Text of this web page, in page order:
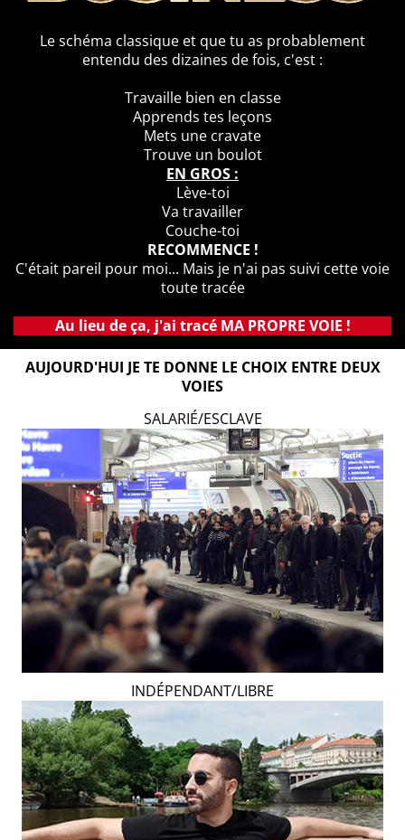
Le schéma classique et que tu as probablement
entendu des dizaines de fois, c'est :
Travaille bien en classe
Apprends tes leçons
Mets une cravate
Trouve un boulot
EN GROS :
Lève-toi
Va travailler
Couche-toi
RECOMMENCE !
C'était pareil pour moi... Mais je n'ai pas suivi cette voie
toute tracée
Au lieu de ça, j'ai tracé MA PROPRE VOIE !
AUJOURD'HUI JE TE DONNE LE CHOIX ENTRE DEUX
VOIES
SALARIÉ/ESCLAVE
INDÉPENDANT/LIBRE